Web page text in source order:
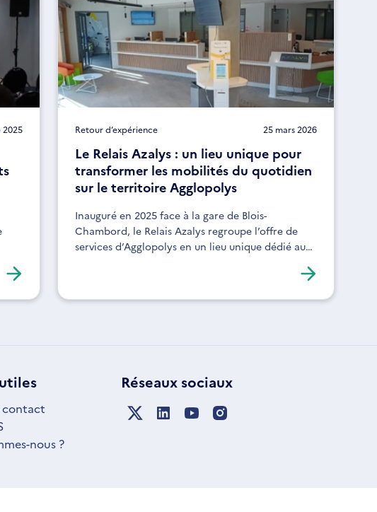
Retour d’expérience 25 mars 2026
Le Relais Azalys : un lieu unique pour
transformer les mobilités du quotidien
sur le territoire Agglopolys
Inauguré en 2025 face à la gare de Blois-
Chambord, le Relais Azalys regroupe l’offre de
services d’Agglopolys en un lieu unique dédié aux
contact
nous ?
Réseaux sociaux